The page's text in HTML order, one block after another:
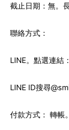
截止日期：無。
聯絡方式：
LINE。點選連結：
LINE ID搜尋
付款方式： 轉帳